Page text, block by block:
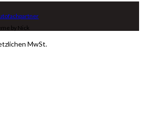
by Nick
MwSt.